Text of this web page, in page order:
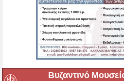
Βυζαντινό